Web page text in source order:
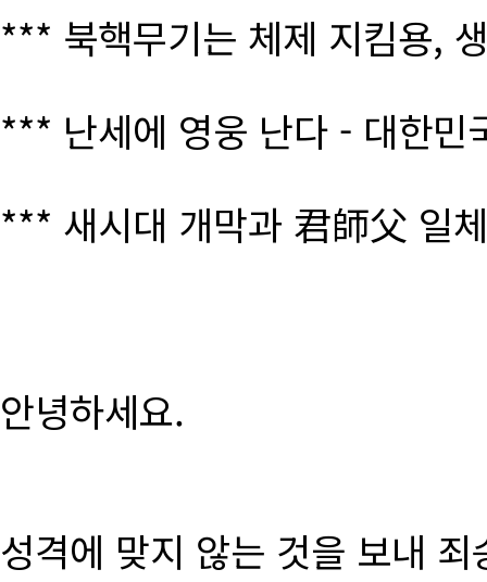
*** 북핵무기는 체제 지킴용,
*** 난세에 영웅 난다 - 대한
*** 새시대 개막과 君師父 일
안녕하세요.
성격에 맞지 않는 것을 보내